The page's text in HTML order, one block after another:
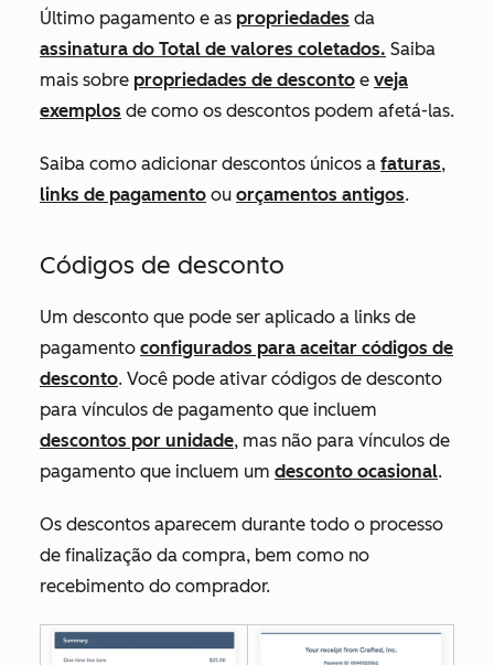
Último pagamento e as propriedades da
assinatura do Total de valores coletados. Saiba
mais sobre propriedades de desconto e veja
exemplos de como os descontos podem afetá-las.
Saiba como adicionar descontos únicos a faturas,
links de pagamento ou orçamentos antigos.
Códigos de desconto
Um desconto que pode ser aplicado a links de
pagamento configurados para aceitar códigos de
desconto. Você pode ativar códigos de desconto
para vínculos de pagamento que incluem
descontos por unidade, mas não para vínculos de
pagamento que incluem um desconto ocasional.
Os descontos aparecem durante todo o processo
de finalização da compra, bem como no
recebimento do comprador.